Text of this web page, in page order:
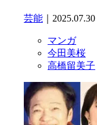
芸能 ｜2025.07.30
マンガ
今田美桜
高橋留美子